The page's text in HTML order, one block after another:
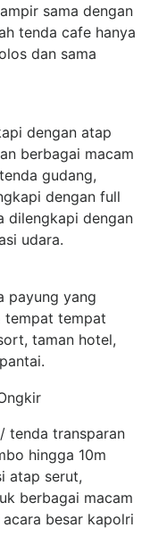
sama dengan
tenda cafe hanya
dan sama
dengan atap
berbagai macam
gudang,
dengan full
dilengkapi dengan
udara.
payung yang
tempat tempat
taman hotel,
tenda transparan
hingga 10m
atap serut,
berbagai macam
besar kapolri